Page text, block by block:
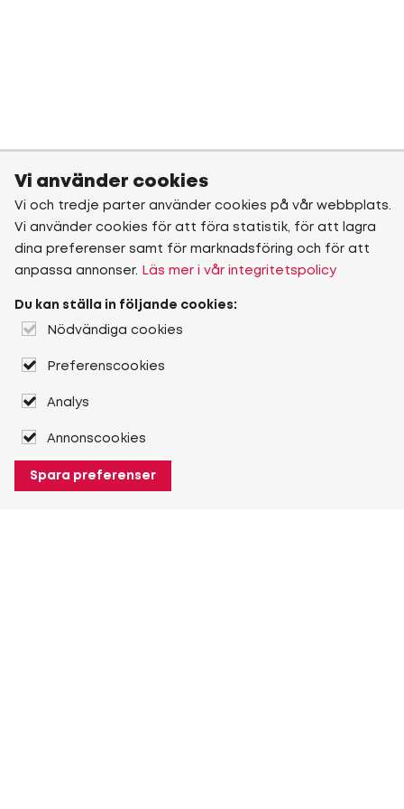
Vi använder cookies
Vi och tredje parter använder cookies på vår webbplats.
Vi använder cookies för att föra statistik, för att lagra
dina preferenser samt för marknadsföring och för att
anpassa annonser.
Läs mer i vår integritetspolicy
Du kan ställa in följande cookies:
Nödvändiga cookies
Preferenscookies
Analys
Annonscookies
Spara preferenser